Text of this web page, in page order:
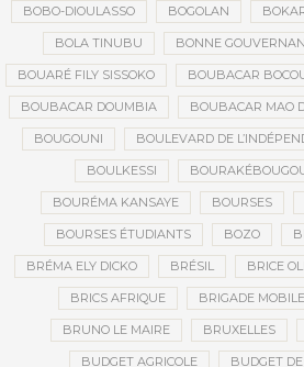
BOBO-DIOULASSO BOGOLAN
BOLA TINUBU BONNE
BOUARÉ FILY SISSOKO BOUBACAR
BOUBACAR DOUMBIA BOUBACAR MAO
BOUGOUNI BOULEVARD DE
BOULKESSI
BOURÉMA KANSAYE BOURSES
BOURSES ÉTUDIANTS BOZO
BRÉMA ELY DICKO BRÉSIL BRICE
BRICS AFRIQUE BRIGADE
BRUNO LE MAIRE BRUXELLES
BUDGET AGRICOLE BUDGET